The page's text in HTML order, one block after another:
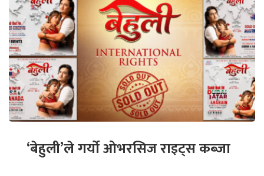
‘बेहुली’ले गर्यो ओभरसिज राइट्स कब्जा